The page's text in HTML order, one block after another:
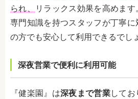
られ、
リラックス効果を高めま
専門知識を持つスタッフが丁寧
の方でも安心して利用できるでし
深夜営業で便利に利用可能
『健楽園』は深夜まで営業して